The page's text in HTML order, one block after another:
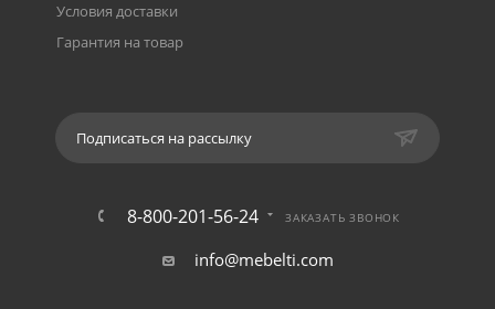
Условия доставки
Гарантия на товар
Подписаться на рассылку
8-800-201-56-24 ЗАКАЗАТЬ ЗВОНОК
info@mebelti.com